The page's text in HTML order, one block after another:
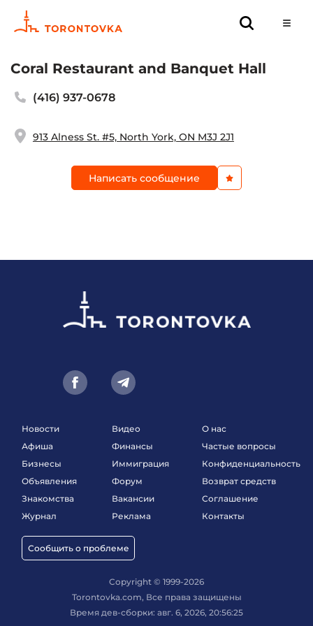
Coral Restaurant and Banquet Hall
(416) 937-0678
913 Alness St. #5, North York, ON M3J 2J1
Написать сообщение
Новости
Афиша
Бизнесы
Объявления
Знакомства
Журнал
Сообщить о проблеме
Видео
Финансы
Иммиграция
Форум
Вакансии
Реклама
О нас
Частые вопросы
Конфиденциальность
Возврат средств
Соглашение
Контакты
Copyright © 1999-2026
Torontovka.com, Все права защищены
Время дев-сборки: авг. 6, 2026, 20:56:25